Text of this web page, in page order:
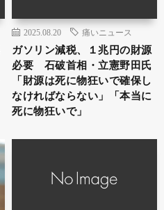
2025.08.20 痛いニュース
ガソリン減税、１兆円の財源
必要 石破首相・立憲野田氏
「財源は死に物狂いで確保し
なければならない」「本当に
死に物狂いで」